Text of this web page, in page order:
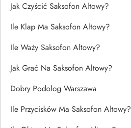
Jak Czyścić Saksofon Altowy?
Ile Klap Ma Saksofon Altowy?
Ile Waży Saksofon Altowy?
Jak Grać Na Saksofon Altowy?
Dobry Podolog Warszawa
Ile Przycisków Ma Saksofon Altowy?